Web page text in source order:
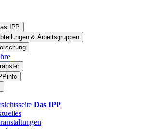
IPP
& Arbeitsgruppen
Das IPP